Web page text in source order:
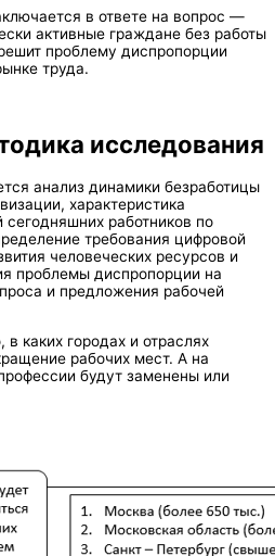
в ответе на вопрос —
активные граждане без работы
проблему диспропорции
труда.
исследования
анализ динамики безработицы
характеристика
работников по
требования цифровой
человеческих ресурсов и
проблемы диспропорции на
и предложения рабочей
каких городах и отраслях
рабочих мест. А на
будут заменены или